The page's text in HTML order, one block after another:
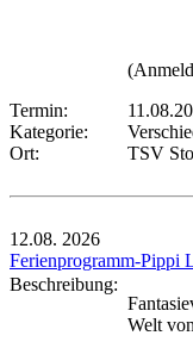
Termin:
Kategorie:
Ort:
TSV
12.08. 2026
Ferienprogramm-Pippi
Beschreibung:
Welt